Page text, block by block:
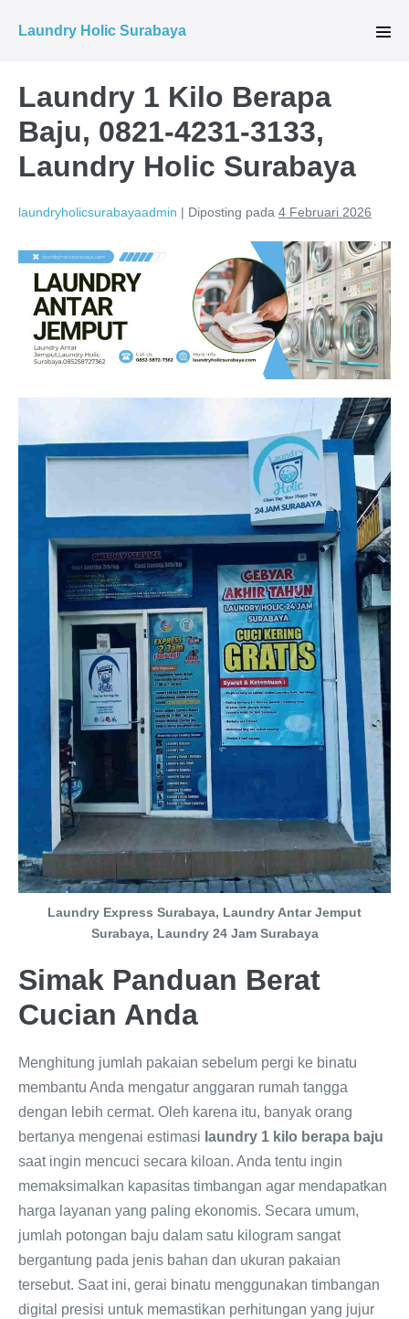
Laundry Holic Surabaya
Laundry 1 Kilo Berapa
Baju, 0821-4231-3133,
Laundry Holic Surabaya
laundryholicsurabayaadmin | Diposting pada 4 Februari 2026
Laundry Express Surabaya, Laundry Antar Jemput
Surabaya, Laundry 24 Jam Surabaya
Simak Panduan Berat
Cucian Anda
Menghitung jumlah pakaian sebelum pergi ke binatu
membantu Anda mengatur anggaran rumah tangga
dengan lebih cermat. Oleh karena itu, banyak orang
bertanya mengenai estimasi laundry 1 kilo berapa baju
saat ingin mencuci secara kiloan. Anda tentu ingin
memaksimalkan kapasitas timbangan agar mendapatkan
harga layanan yang paling ekonomis. Secara umum,
jumlah potongan baju dalam satu kilogram sangat
bergantung pada jenis bahan dan ukuran pakaian
tersebut. Saat ini, gerai binatu menggunakan timbangan
digital presisi untuk memastikan perhitungan yang jujur